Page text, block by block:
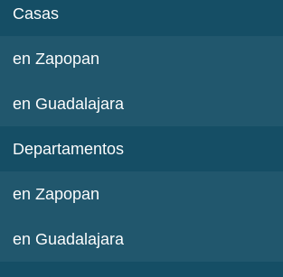
Casas
en Zapopan
en Guadalajara
Departamentos
en Zapopan
en Guadalajara